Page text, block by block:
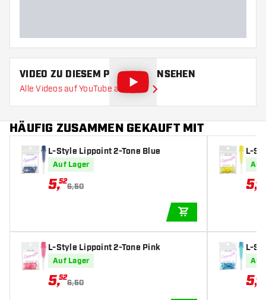
VIDEO ZU DIESEM PRODUKT ANSEHEN
Alle Videos auf YouTube ansehen
HÄUFIG ZUSAMMEN GEKAUFT MIT
L-Style Lippoint 2-Tone Blue
Auf Lager
5,52
6,50
L-Style Lippoint 2-Tone Pink
Auf Lager
5,52
6,50
L-
Auf
5,52
L-
ue
Auf
5,52